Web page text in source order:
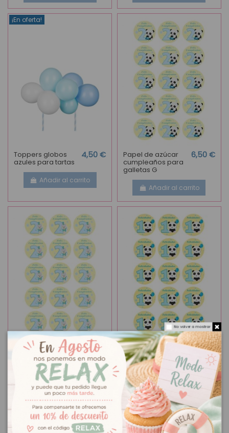
¡En oferta!
Toppers globos
azules para tartas
4,50 €
Añadir al carrito
Papel de azúcar
cumpleaños para
galletas G
6,50 €
Añadir al carrito
Papel de azúcar
cumpleaños para
galletas E
6,50 €
Añadir al carrito
Papel de azúcar
cumpleaños para
galletas D
6,50 €
Añadir al carrito
No volver a mostrar